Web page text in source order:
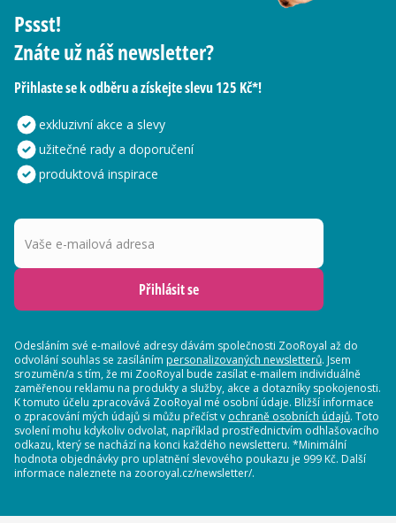
Pssst!
Znáte už náš newsletter?
Přihlaste se k odběru a získejte slevu 125 Kč*!
exkluzivní akce a slevy
užitečné rady a doporučení
produktová inspirace
Vaše e-mailová adresa
Přihlásit se
Odesláním své e-mailové adresy dávám společnosti ZooRoyal až do
odvolání souhlas se zasíláním personalizovaných newsletterů. Jsem
srozuměn/a s tím, že mi ZooRoyal bude zasílat e-mailem individuálně
zaměřenou reklamu na produkty a služby, akce a dotazníky spokojenosti.
K tomuto účelu zpracovává ZooRoyal mé osobní údaje. Bližší informace
o zpracování mých údajů si můžu přečíst v ochraně osobních údajů. Toto
svolení mohu kdykoliv odvolat, například prostřednictvím odhlašovacího
odkazu, který se nachází na konci každého newsletteru. *Minimální
hodnota objednávky pro uplatnění slevového poukazu je 999 Kč. Další
informace naleznete na zooroyal.cz/newsletter/.